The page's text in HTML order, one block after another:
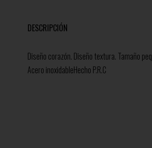
DESCRIPCIÓN
Diseño corazón. Diseño textura. Tamaño
Acero inoxidableHecho P.R.C